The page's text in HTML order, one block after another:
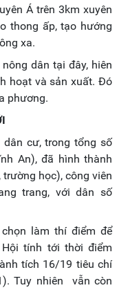
Á trên 3km xuyên
thong ấp, tạo hướng
xa.
dân tại đây, hiên
hoạt và sản xuất. Đó
phương.
cư, trong tổng số
An), đã hình thành
học), công viên
trang, với dân số
làm thí điểm để
tính tới thời điểm
tích 16/19 tiêu chí
Tuy nhiên vẫn còn